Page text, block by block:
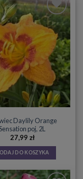
Daylily Orange
poj, 2L
27,99 zł
DO KOSZYKA